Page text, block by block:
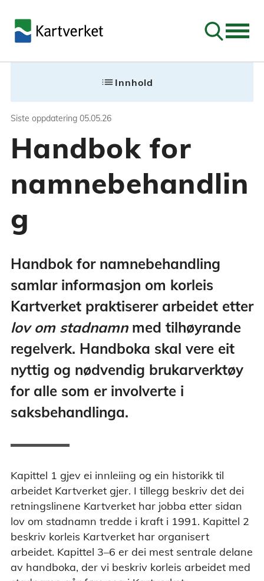
Søk
Handbok for
Handbok for namnebehandling
list Innhold
Siste oppdatering 05.05.26
Handbok for
namnebehandlin
g
Handbok for namnebehandling
samlar informasjon om korleis
Kartverket praktiserer arbeidet etter
lov om stadnamnmed tilhøyrande
regelverk. Handboka skal vere eit
nyttig og nødvendig brukarverktøy
for alle som er involverte i
saksbehandlinga.
Kapittel 1 gjev ei innleiing og ein historikk til
arbeidet Kartverket gjer. I tillegg beskriv det dei
retningslinene Kartverket har jobba etter sidan
lov om stadnamn tredde i kraft i 1991. Kapittel 2
beskriv korleis Kartverket har organisert
arbeidet. Kapittel 3–6 er dei mest sentrale delane
av handboka, der vi beskriv korleis arbeidet med